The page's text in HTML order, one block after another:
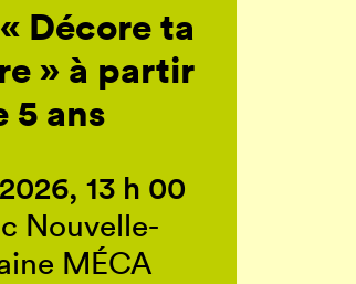
Décore ta
» à partir
5 ans
13 h 00
Nouvelle-
MÉCA